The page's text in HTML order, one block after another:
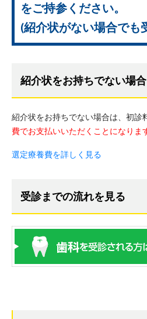
をご持参ください。
(紹介状がない場合でも
紹介状をお持ちでない場合
紹介状をお持ちでない場合は、初診
費でお支払いいただくことになりま
選定療養費を詳しく見る
受診までの流れを見る